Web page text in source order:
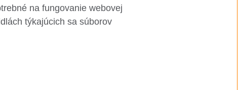
na fungovanie webovej
týkajúcich sa súborov